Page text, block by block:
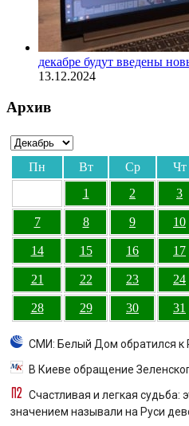
декабре будут введены
13.12.2024
Архив
Пн Вт Ср Чт
1
2 3
7 8 9 10
14 15 16 17
21 22 23 24
28 29 30 31
СМИ: Белый Дом обратился к
В Киеве обращение
Счастливая и легкая
значением называли на Руси